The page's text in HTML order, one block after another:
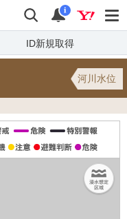
検索 通知
i
ID新規取得
河川水位